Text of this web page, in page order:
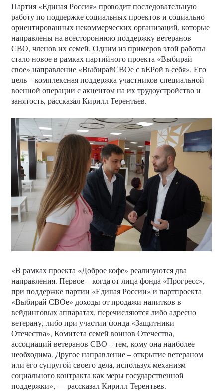
Партия «Единая Россия» проводит последовательную
работу по поддержке социальных проектов и социально
ориентированных некоммерческих организаций, которые
направлены на всестороннюю поддержку ветеранов
СВО, членов их семей. Одним из примеров этой работы
стало новое в рамках партийного проекта «Выбирай
свое» направление «ВыбирайСВОе с вЕРой в себя». Его
цель – комплексная поддержка участников специальной
военной операции с акцентом на их трудоустройство и
занятость, рассказал Кирилл Терентьев.
«В рамках проекта «Доброе кофе» реализуются два
направления. Первое – когда от лица фонда «Прогресс»,
при поддержке партии «Единая России» и партпроекта
«Выбирай СВОе» доходы от продажи напитков в
вейдинговых аппаратах, перечисляются либо адресно
ветерану, либо при участии фонда «Защитники
Отечества», Комитета семей воинов Отечества,
ассоциаций ветеранов СВО – тем, кому она наиболее
необходима. Другое направление – открытие ветераном
или его супругой своего дела, используя механизм
социального контракта как меры государственной
поддержки», — рассказал Кирилл Терентьев.